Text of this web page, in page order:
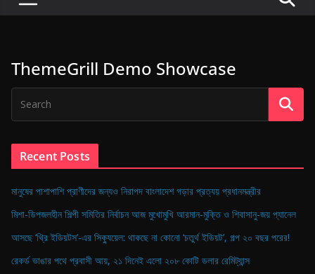
s
e
f
D
i
g
a
l
ThemeGrill Demo Showcase
Recent Posts
মানুষের পাশাপাশি প্রাণীদের জন্যও নিরাপদ বাংলাদেশ গড়ার প্রত্যয় প্রধানমন্ত্রীর
মিশা-ডিপজলহীন শিল্পী সমিতির নির্বাচন আজ মুখোমুখি আরমান-মুক্তি ও শিবাসানু-জয় প্যানেল
আসছে ‘থ্রি ইডিয়টস’-এর সিক্যুয়েল: থাকছে না কোনো ‘চতুর্থ ইডিয়ট’, গল্প ২০ বছর পরের!
রেকর্ড ভাঙার পথে প্রবাসী আয়, ২১ দিনেই এলো ২০৮ কোটি ডলার রেমিট্যান্স